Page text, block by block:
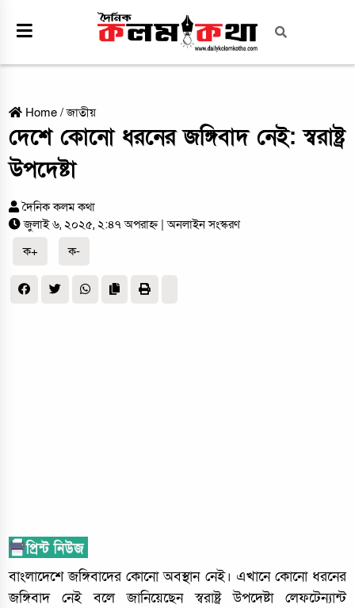
Home /জাতীয়
দেশে কোনো ধরনের জঙ্গিবাদ নেই: স্বরাষ্ট্র
উপদেষ্টা
দৈনিক কলম কথা
জুলাই ৬, ২০২৫, ২:৪৭ অপরাহ্ন | অনলাইন সংস্করণ
ক+
ক-
বাংলাদেশে জঙ্গিবাদের কোনো অবস্থান নেই। এখানে কোনো ধরনের
জঙ্গিবাদ নেই বলে জানিয়েছেন স্বরাষ্ট্র উপদেষ্টা লেফটেন্যান্ট